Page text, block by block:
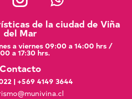
de la ciudad de Viña
del Mar
a viernes 09:00 a 14:00 hrs /
a 17:30 hrs.
Contacto
| +569 4149 3644